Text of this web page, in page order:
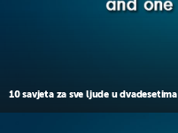
10 savjeta za sve ljude u dvadesetima